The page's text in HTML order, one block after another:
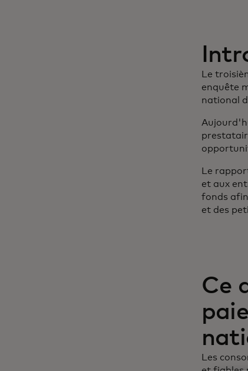
Le
enquête
national
Le
et aux
fonds
et des
Ce
Les